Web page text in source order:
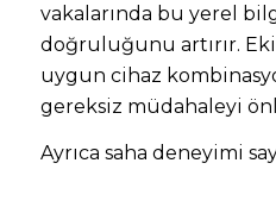
vakalarında bu yerel
doğruluğunu artırır.
uygun cihaz
gereksiz müdahaleyi
Ayrıca saha deneyimi